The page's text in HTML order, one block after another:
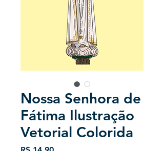
Nossa Senhora de
Fátima Ilustração
Vetorial Colorida
Preço